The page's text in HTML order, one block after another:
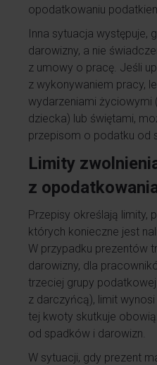
opodatkowaniu
Inna sytuacja występuje,
darowizny, a nie
z umowy o pracę. Jeśli
z wykonywaniem pracy,
wydarzeniami życiowymi
dziecka) lub świętami,
przepisom o podatku od
Limity
z
Przepisy określają limity,
których konieczne jest
W przypadku prezentów
darowizny, dla
trzeciej grupy
z darczyńcą), limit
tej kwoty skutkuje
od spadków i darowizn.
W sytuacji, gdy prezent